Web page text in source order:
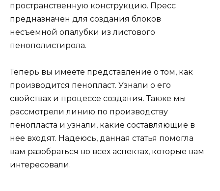
пространственную конструкцию. Пресс
предназначен для создания блоков
несъемной опалубки из листового
пенополистирола.
Теперь вы имеете представление о том, как
производится пенопласт. Узнали о его
свойствах и процессе создания. Также мы
рассмотрели линию по производству
пенопласта и узнали, какие составляющие в
нее входят. Надеюсь, данная статья помогла
вам разобраться во всех аспектах, которые вам
интересовали.